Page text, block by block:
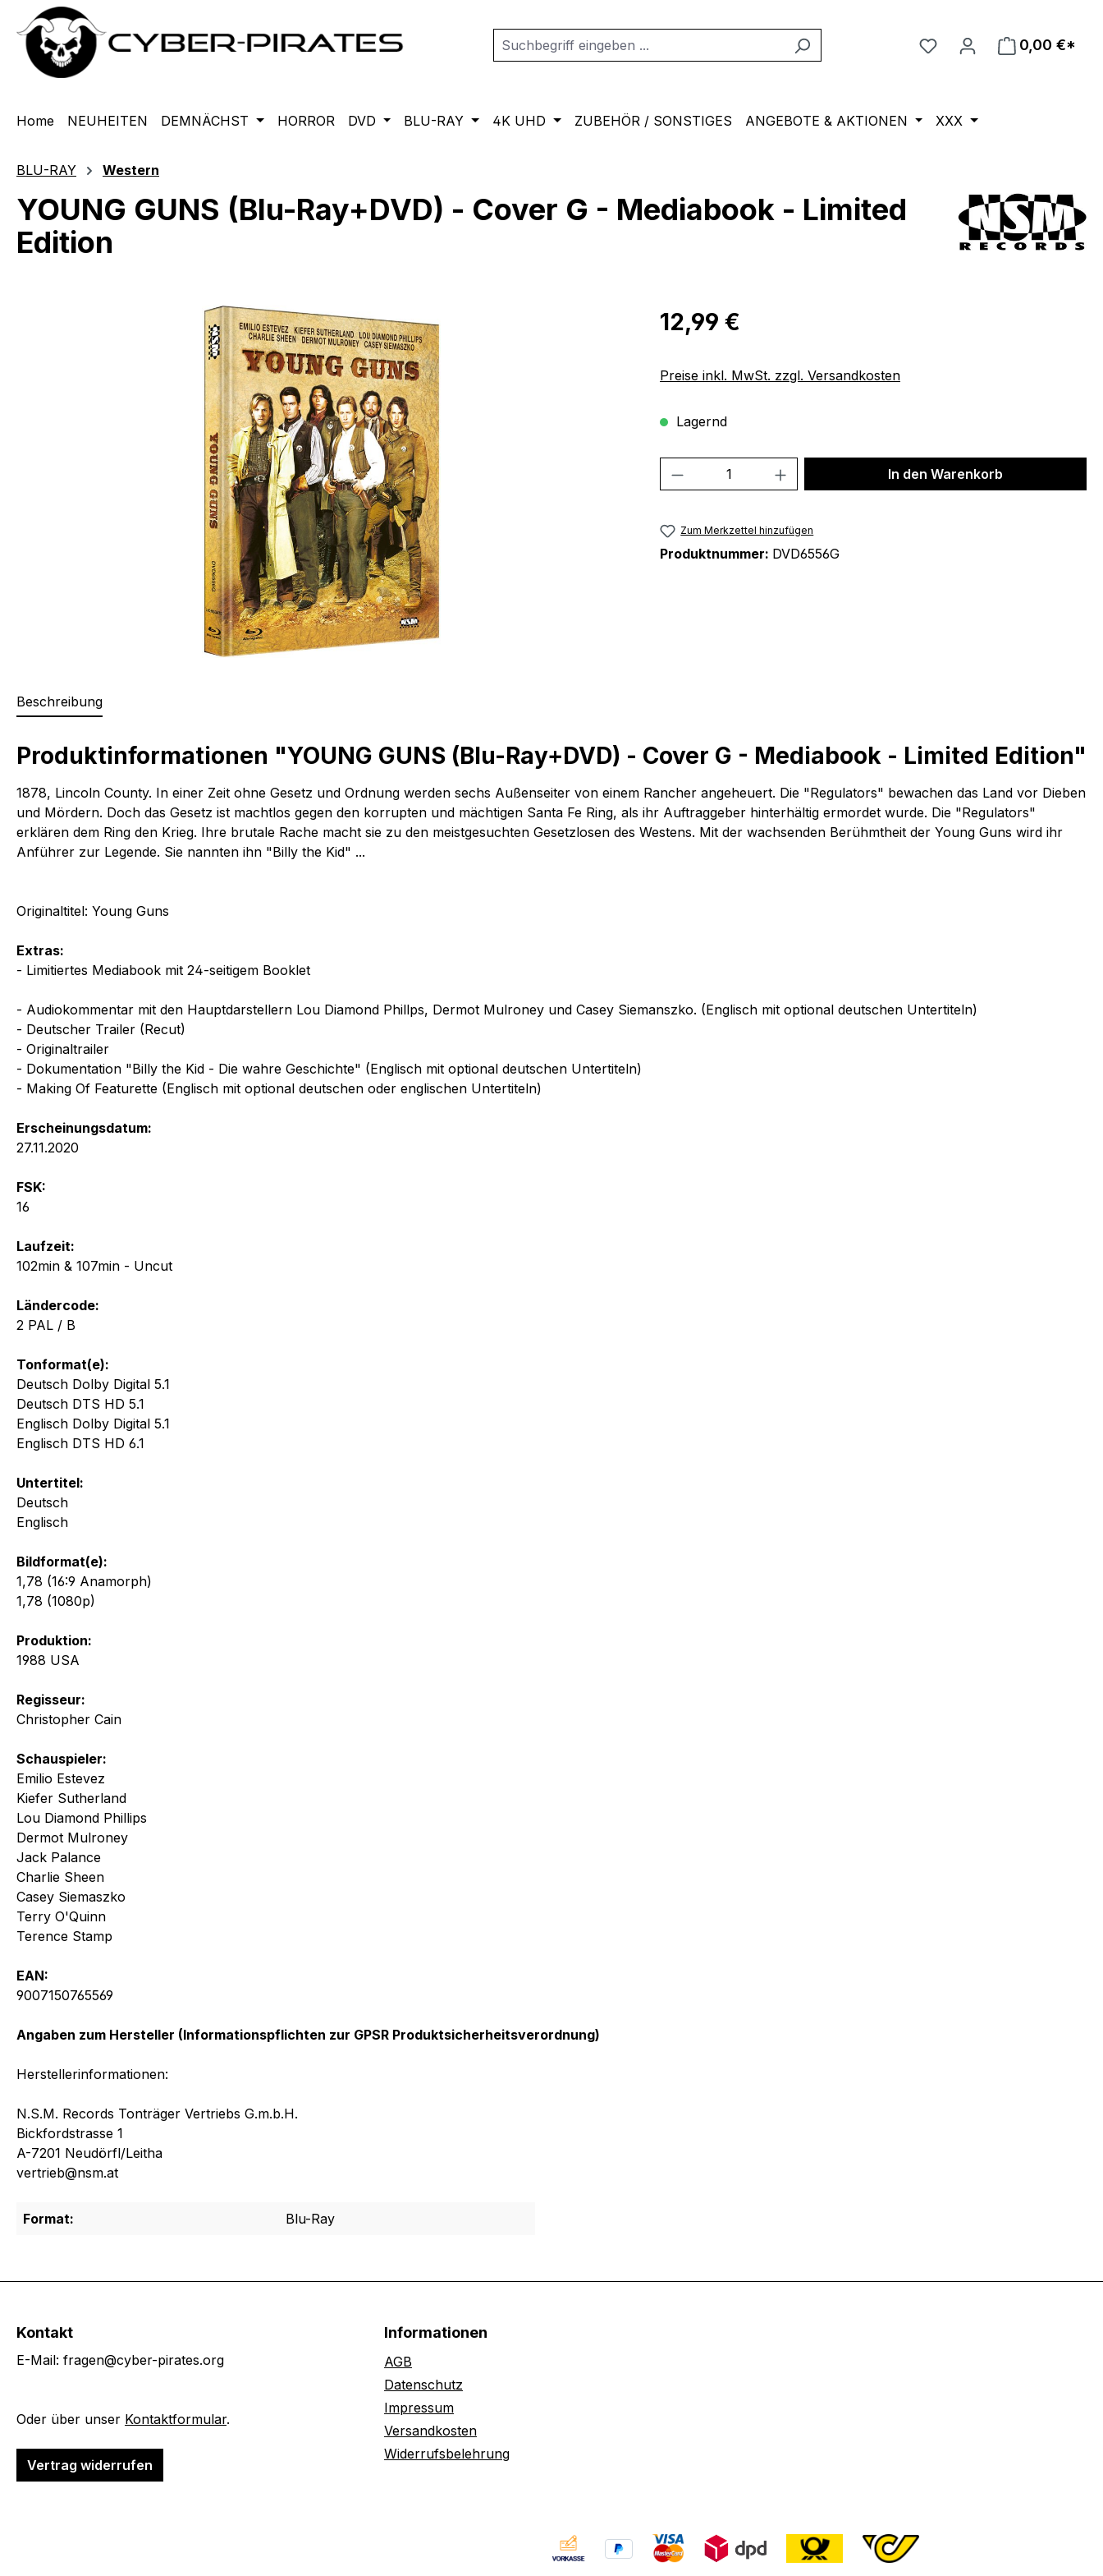
Hauptinhalt springen
Zur Suche springen
Zur Hauptnavigation springen
0,00 €*
Home NEUHEITEN DEMNÄCHST HORROR DVD BLU-RAY 4K UHD ZUBEHÖR / SONSTIGES ANGEBOTE & AKTIONEN XXX
BLU-RAY Western
YOUNG GUNS (Blu-Ray+DVD) - Cover G - Mediabook - Limited
Edition
Regulärer Preis:
12,99 €
Preise inkl. MwSt. zzgl. Versandkosten
Lagernd
Produkt Anzahl: Gib den gewünschten Wert
In den Warenkorb
Zum Merkzettel hinzufügen
Produktnummer: DVD6556G
Beschreibung
Produktinformationen "YOUNG GUNS (Blu-Ray+DVD) - Cover G - Mediabook - Limited Edition"
1878, Lincoln County. In einer Zeit ohne Gesetz und Ordnung werden sechs Außenseiter von einem Rancher angeheuert. Die "Regulators" bewachen das Land vor Dieben
und Mördern. Doch das Gesetz ist machtlos gegen den korrupten und mächtigen Santa Fe Ring, als ihr Auftraggeber hinterhältig ermordet wurde. Die "Regulators"
erklären dem Ring den Krieg. Ihre brutale Rache macht sie zu den meistgesuchten Gesetzlosen des Westens. Mit der wachsenden Berühmtheit der Young Guns wird ihr
Anführer zur Legende. Sie nannten ihn "Billy the Kid" ...
Originaltitel: Young Guns
Extras:
- Limitiertes Mediabook mit 24-seitigem Booklet
- Audiokommentar mit den Hauptdarstellern Lou Diamond Phillps, Dermot Mulroney und Casey Siemanszko. (Englisch mit optional deutschen Untertiteln)
- Deutscher Trailer (Recut)
- Originaltrailer
- Dokumentation "Billy the Kid - Die wahre Geschichte" (Englisch mit optional deutschen Untertiteln)
- Making Of Featurette (Englisch mit optional deutschen oder englischen Untertiteln)
Erscheinungsdatum:
27.11.2020
FSK:
16
Laufzeit:
102min & 107min - Uncut
Ländercode:
2 PAL / B
Tonformat(e):
Deutsch Dolby Digital 5.1
Deutsch DTS HD 5.1
Englisch Dolby Digital 5.1
Englisch DTS HD 6.1
Untertitel:
Deutsch
Englisch
Bildformat(e):
1,78 (16:9 Anamorph)
1,78 (1080p)
Produktion:
1988 USA
Regisseur:
Christopher Cain
Schauspieler:
Emilio Estevez
Kiefer Sutherland
Lou Diamond Phillips
Dermot Mulroney
Jack Palance
Charlie Sheen
Casey Siemaszko
Terry O'Quinn
Terence Stamp
EAN:
9007150765569
Angaben zum Hersteller (Informationspflichten zur GPSR Produktsicherheitsverordnung)
Herstellerinformationen:
N.S.M. Records Tonträger Vertriebs G.m.b.H.
Bickfordstrasse 1
A-7201 Neudörfl/Leitha
vertrieb@nsm.at
Format: Blu-Ray
Kontakt
E-Mail: fragen@cyber-pirates.org
Oder über unser Kontaktformular.
Vertrag widerrufen
Informationen
AGB
Datenschutz
Impressum
Versandkosten
Widerrufsbelehrung